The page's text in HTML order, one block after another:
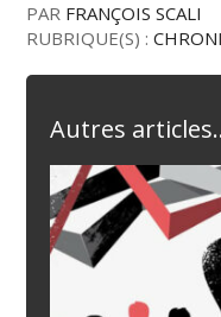
PAR FRANÇOIS SCALI
RUBRIQUE(S) :
Autres